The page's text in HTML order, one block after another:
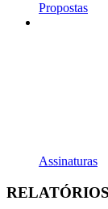
Propostas
Assinaturas
RELATÓRIOS